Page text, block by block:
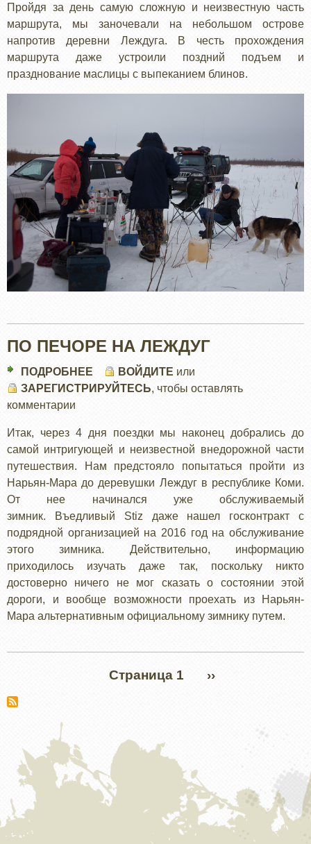
Пройдя за день самую сложную и неизвестную часть
маршрута, мы заночевали на небольшом острове
напротив деревни Леждуга. В честь прохождения
маршрута даже устроили поздний подъем и
празднование маслицы с выпеканием блинов.
ПО ПЕЧОРЕ НА ЛЕЖДУГ
ПОДРОБНЕЕ
ПО
ЛЕЖДУГ
ВОЙДИТЕ или
ЗАРЕГИСТРИРУЙТЕСЬ, чтобы оставлять
комментарии
Итак, через 4 дня поездки мы наконец добрались до
самой интригующей и неизвестной внедорожной части
путешествия. Нам предстояло попытаться пройти из
Нарьян-Мара до деревушки Леждуг в республике Коми.
От нее начинался уже обслуживаемый
зимник. Въедливый Stiz даже нашел госконтракт с
подрядной организацией на 2016 год на обслуживание
этого зимника. Действительно, информацию
приходилось изучать даже так, поскольку никто
достоверно ничего не мог сказать о состоянии этой
дороги, и вообще возможности проехать из Нарьян-
Мара альтернативным официальному зимнику путем.
Страница 1
СЛЕДУЮЩАЯ
››